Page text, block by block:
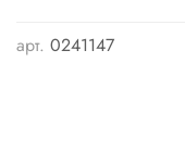
арт. 0241147